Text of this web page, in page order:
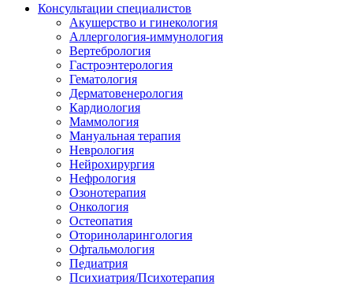
Консультации специалистов
Акушерство и гинекология
Аллергология-иммунология
Вертебрология
Гастроэнтерология
Гематология
Дерматовенерология
Кардиология
Маммология
Мануальная терапия
Неврология
Нейрохирургия
Нефрология
Озонотерапия
Онкология
Остеопатия
Оториноларингология
Офтальмология
Педиатрия
Психиатрия/Психотерапия